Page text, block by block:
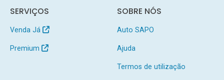
SERVIÇOS
Venda Já
Premium
SOBRE NÓS
Auto SAPO
Ajuda
Termos de utilização